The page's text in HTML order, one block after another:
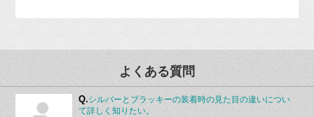
よくある質問
Q.シルバーとブラッキーの装着時の見た目の違いについ
て詳しく知りたい。